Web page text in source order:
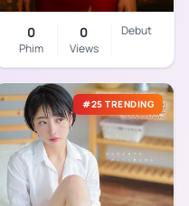
0
Phim
0
Views
Debut
#25 TRENDING